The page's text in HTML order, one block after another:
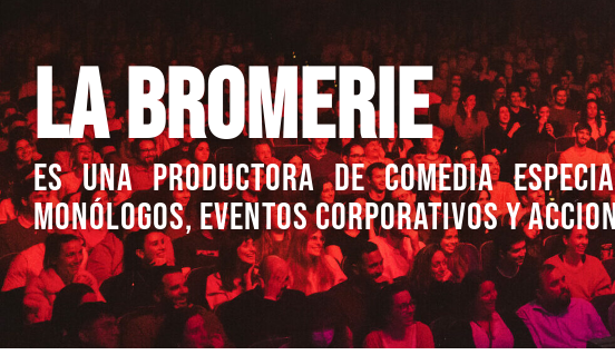
La Bromerie
es una productora de comedia
Monólogos, eventos corporativos y